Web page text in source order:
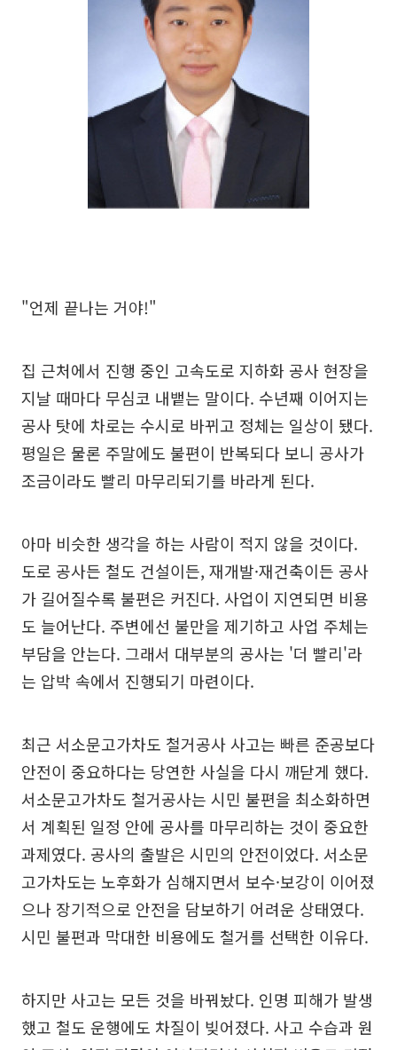
"언제 끝나는 거야!"
집 근처에서 진행 중인 고속도로 지하화 공사 현장을
지날 때마다 무심코 내뱉는 말이다. 수년째 이어지는
공사 탓에 차로는 수시로 바뀌고 정체는 일상이 됐다.
평일은 물론 주말에도 불편이 반복되다 보니 공사가
조금이라도 빨리 마무리되기를 바라게 된다.
아마 비슷한 생각을 하는 사람이 적지 않을 것이다.
도로 공사든 철도 건설이든, 재개발·재건축이든 공사
가 길어질수록 불편은 커진다. 사업이 지연되면 비용
도 늘어난다. 주변에선 불만을 제기하고 사업 주체는
부담을 안는다. 그래서 대부분의 공사는 '더 빨리'라
는 압박 속에서 진행되기 마련이다.
최근 서소문고가차도 철거공사 사고는 빠른 준공보다
안전이 중요하다는 당연한 사실을 다시 깨닫게 했다.
서소문고가차도 철거공사는 시민 불편을 최소화하면
서 계획된 일정 안에 공사를 마무리하는 것이 중요한
과제였다. 공사의 출발은 시민의 안전이었다. 서소문
고가차도는 노후화가 심해지면서 보수·보강이 이어졌
으나 장기적으로 안전을 담보하기 어려운 상태였다.
시민 불편과 막대한 비용에도 철거를 선택한 이유다.
하지만 사고는 모든 것을 바꿔놨다. 인명 피해가 발생
했고 철도 운행에도 차질이 빚어졌다. 사고 수습과 원